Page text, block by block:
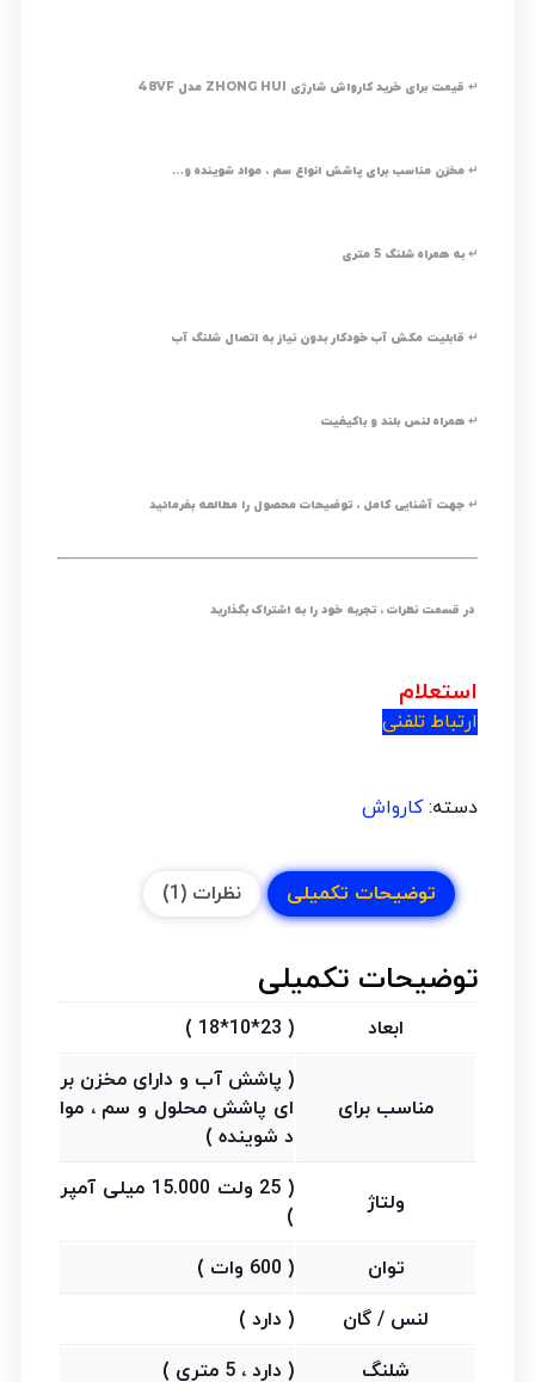
↵ قیمت برای خرید کارواش شارژی ZHONG HUI مدل 48VF
↵ مخزن مناسب برای پاشش انواع سم ، مواد شوینده و…
↵ به همراه شلنگ 5 متری
↵ قابلیت مکش آب خودکار بدون نیاز به اتصال شلنگ آب
↵ همراه لنس بلند و باکیفیت
↵ جهت آشنایی کامل ، توضیحات محصول را مطالعه بفرمائید
در قسمت نظرات ، تجربه خود را به اشتراک بگذارید
استعلام
ارتباط تلفنی
دسته:کارواش
توضیحات تکمیلی نظرات (1)
توضیحات تکمیلی
ابعاد ( 23*10*18 )
مناسب برای
( پاشش آب و دارای مخزن بر
ای پاشش محلول و سم ، موا
د شوینده )
ولتاژ
( 25 ولت 15.000 میلی آمپر
)
توان
( 600 وات )
لنس / گان
( دارد )
شلنگ
( دارد ، 5 متری )